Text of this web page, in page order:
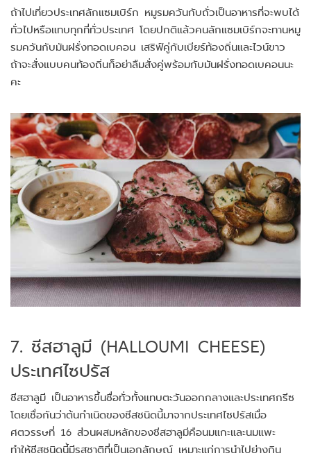
ถ้าไปเที่ยวประเทศลักแซมเบิร์ก หมูรมควันกับถั่วเป็นอาหารที่จะพบได้
ทั่วไปหรือแทบทุกที่ทั่วประเทศ โดยปกติแล้วคนลักแซมเบิร์กจะทานหมู
รมควันกับมันฝรั่งทอดเบคอน เสริฟ์คู่กับเบียร์ท้องถิ่นและไวน์ขาว
ถ้าจะสั่งแบบคนท้องถิ่นก็อย่าลืมสั่งคู่พร้อมกับมันฝรั่งทอดเบคอนนะ
คะ
7. ชีสฮาลูมี (HALLOUMI CHEESE)
ประเทศไซปรัส
ชีสฮาลูมี เป็นอาหารขึ้นชื่อทั่วทั้งแทบตะวันออกกลางและประเทศกรีซ
โดยเชื่อกันว่าต้นกำเนิดของชีสชนิดนี้มาจากประเทศไซปรัสเมื่อ
ศตวรรษที่ 16 ส่วนผสมหลักของชีสฮาลูมีคือนมแกะและนมแพะ
ทำให้ชีสชนิดนี้มีรสชาติที่เป็นเอกลักษณ์ เหมาะแก่การนำไปย่างกิน